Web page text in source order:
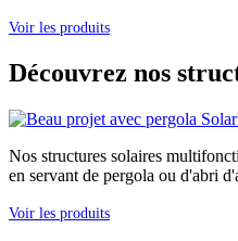
Voir les produits
Découvrez nos
Nos structures solaires
en servant de pergola ou d'abri
Voir les produits